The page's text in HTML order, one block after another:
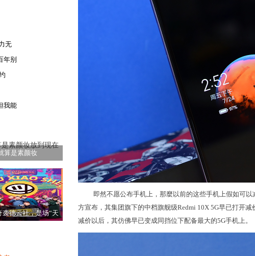
无
年别
我能
算是素颜妆
袭德云社，是场“天
即然不愿公布手机上，那麼以前的这些手机上假如可
方宣布，其集团旗下的中档旗舰级Redmi 10X 5G早已打开
减价以后，其仿佛早已变成同挡位下配备最大的5G手机上。